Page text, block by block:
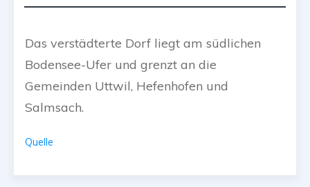
Das verstädterte Dorf liegt am südlichen
Bodensee-Ufer und grenzt an die
Gemeinden Uttwil, Hefenhofen und
Salmsach.
Quelle